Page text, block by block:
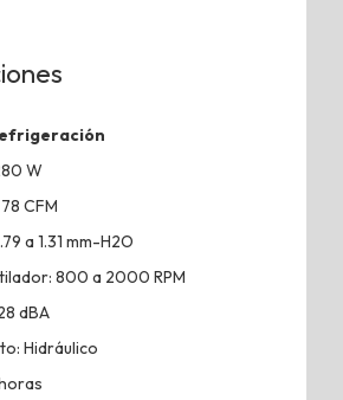
W
CFM
a 1.31 mm-H2O
800 a 2000 RPM
dBA
Hidráulico